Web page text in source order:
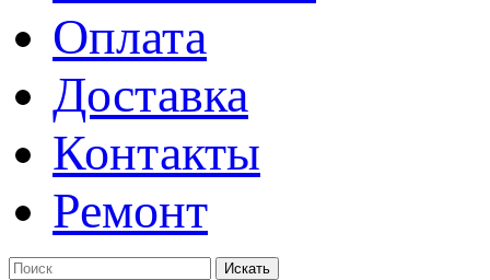
Оплата
Доставка
Контакты
Ремонт